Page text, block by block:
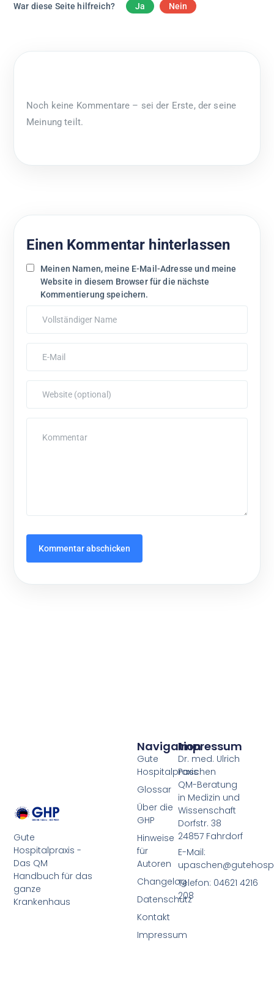
War diese Seite hilfreich? Ja Nein
Noch keine Kommentare – sei der Erste, der seine
Meinung teilt.
Einen Kommentar hinterlassen
Meinen Namen, meine E-Mail-Adresse und meine
Website in diesem Browser für die nächste
Kommentierung speichern.
Gute
Hospitalpraxis -
Das QM
Handbuch für das
ganze
Krankenhaus
Navigation
Gute
Hospitalpraxis
Glossar
Über die
GHP
Hinweise
für
Autoren
Changelog
Datenschutz
Kontakt
Impressum
Impressum
Dr. med. Ulrich
Paschen
QM-Beratung
in Medizin und
Wissenschaft
Dorfstr. 38
24857 Fahrdorf
E-Mail:
Telefon: 04621 4216
208